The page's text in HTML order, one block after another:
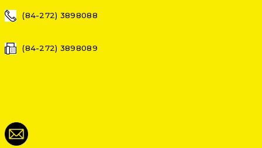
(84-272) 3898088
(84-272) 3898089